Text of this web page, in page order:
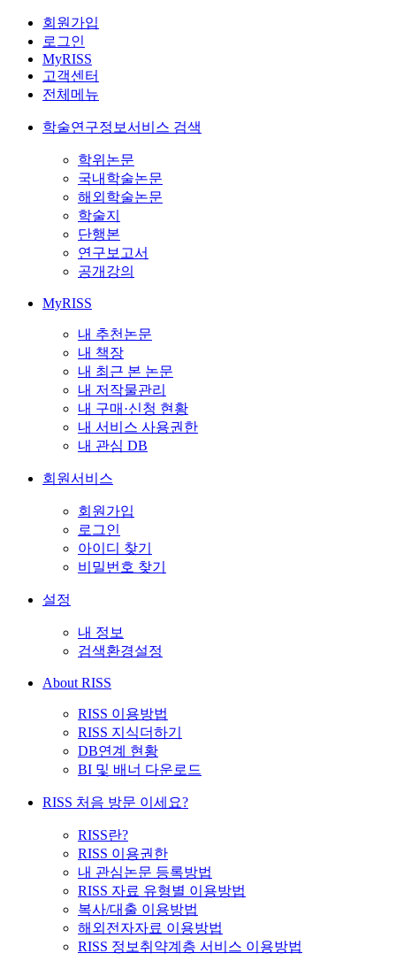
회원가입
로그인
MyRISS
고객센터
전체메뉴
학술연구정보서비스 검색
학위논문
국내학술논문
해외학술논문
학술지
단행본
연구보고서
공개강의
MyRISS
내 추천논문
내 책장
내 최근 본 논문
내 저작물관리
내 구매·신청 현황
내 서비스 사용권한
내 관심 DB
회원서비스
회원가입
로그인
아이디 찾기
비밀번호 찾기
설정
내 정보
검색환경설정
About RISS
RISS 이용방법
RISS 지식더하기
DB연계 현황
BI 및 배너 다운로드
RISS 처음 방문 이세요?
RISS란?
RISS 이용권한
내 관심논문 등록방법
RISS 자료 유형별 이용방법
복사/대출 이용방법
해외전자자료 이용방법
RISS 정보취약계층 서비스 이용방법